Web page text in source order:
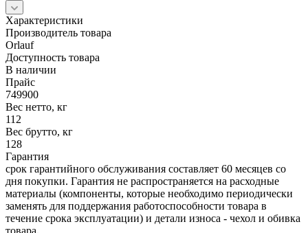
Характеристики
Производитель товара
Orlauf
Доступность товара
В наличии
Прайс
749900
Вес нетто, кг
112
Вес брутто, кг
128
Гарантия
срок гарантийного обслуживания составляет 60 месяцев со
дня покупки. Гарантия не распространяется на расходные
материалы (компоненты, которые необходимо периодически
заменять для поддержания работоспособности товара в
течение срока эксплуатации) и детали износа - чехол и обивка
товара.